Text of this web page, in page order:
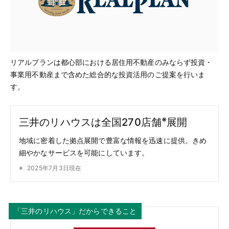
リアルプランは都心部における居住用不動産のみならず投資・
事業用不動産まで含めた総合的な投資活用のご提案を行いま
す。
三井のリハウスは全国270店舗※展開
地域に密着した拠点展開で豊富な情報を迅速に提供。きめ
細やかなサービスを可能にしています。
2025年7月3日現在
「三井のリハウス」だからできること